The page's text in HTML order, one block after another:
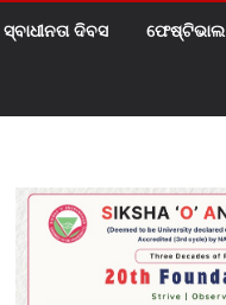
ସ୍ବାଧୀନତା ଦିବସ ଫେଷ୍ଟିଭାଲ